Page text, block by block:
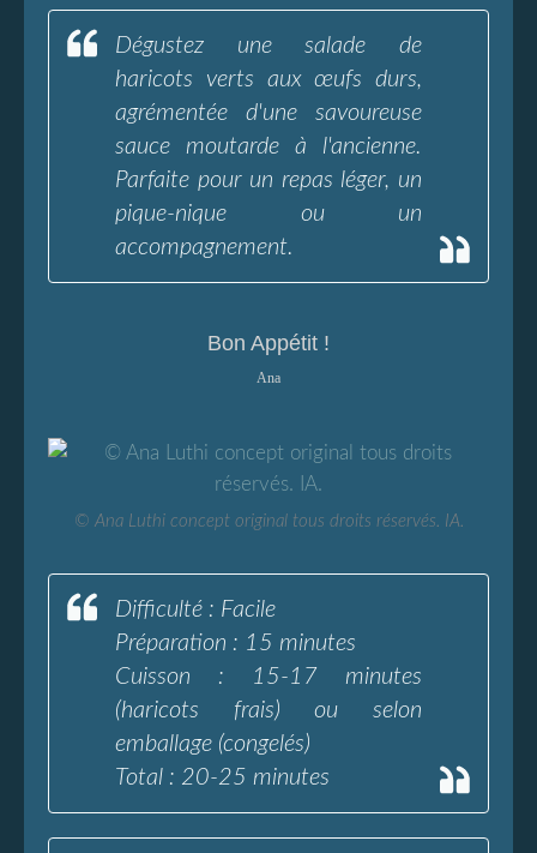
Dégustez une salade de
haricots verts aux œufs durs,
agrémentée d'une savoureuse
sauce moutarde à l'ancienne.
Parfaite pour un repas léger, un
pique-nique ou un
accompagnement.
Bon Appétit !
Ana
© Ana Luthi concept original tous droits réservés. IA.
Difficulté : Facile
Préparation : 15 minutes
Cuisson : 15-17 minutes
(haricots frais) ou selon
emballage (congelés)
Total : 20-25 minutes